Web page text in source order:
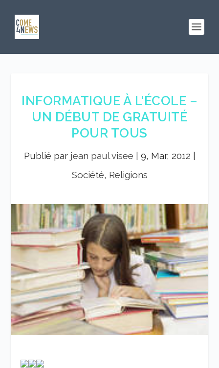
INFORMATIQUE À L’ÉCOLE –
UN DÉBUT DE GRATUITÉ
POUR TOUS
Publié par jean paul visee 9, Mar, 2012
Société, Religions